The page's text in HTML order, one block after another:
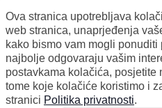
Ova stranica upotrebljava
web stranica, unaprjeđenja
kako bismo vam mogli
najbolje odgovaraju vašim
postavkama kolačića, posjetite
tome koje kolačiće koristimo i
stranici Politika privatnosti.